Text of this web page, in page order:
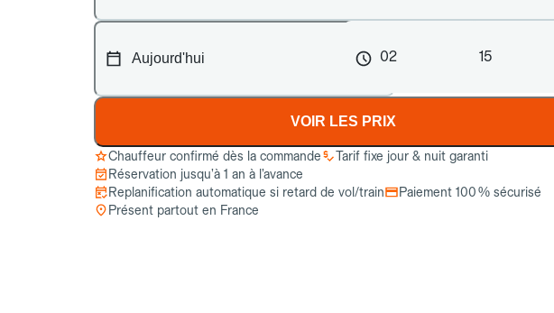
02 15
VOIR LES PRIX
Chauffeur confirmé dès la commande
Tarif fixe jour & nuit garanti
Réservation jusqu’à 1 an à l’avance
Replanification automatique si retard de vol/train
Paiement 100 % sécurisé
Présent partout en France